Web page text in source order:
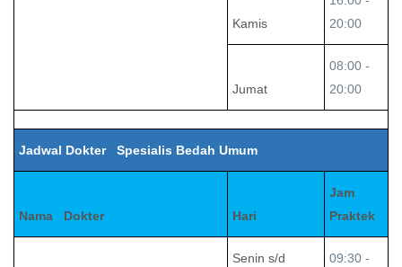
Kamis
20:00
Jumat
08:00 -
20:00
Jadwal Dokter Spesialis Bedah Umum
Nama Dokter Hari
Jam
Praktek
Senin s/d
09:30 -